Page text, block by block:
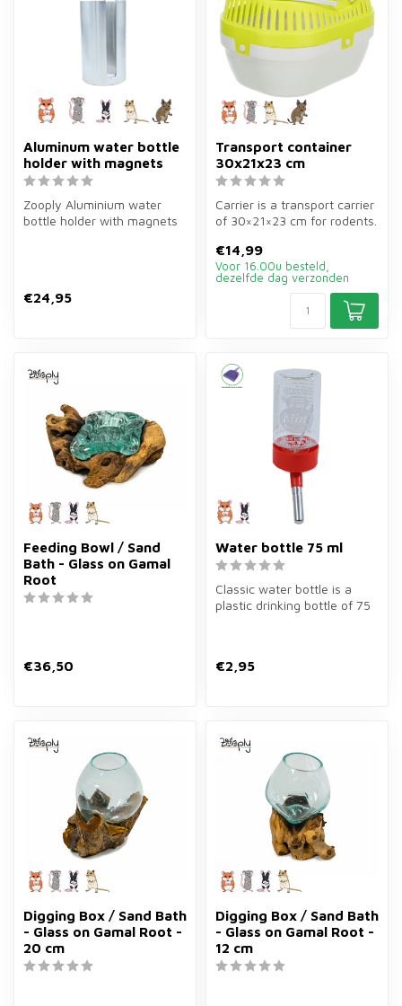
Aluminum water bottle
holder with magnets
Zooply Aluminium water
bottle holder with magnets
€24,95
Transport container
30x21x23 cm
Carrier is a transport carrier
of 30×21×23 cm for rodents.
€14,99
Voor 16.00u besteld,
dezelfde dag verzonden
Feeding Bowl / Sand
Bath - Glass on Gamal
Root
€36,50
Water bottle 75 ml
Classic water bottle is a
plastic drinking bottle of 75
€2,95
Digging Box / Sand Bath
- Glass on Gamal Root -
20 cm
Digging Box / Sand Bath
- Glass on Gamal Root -
12 cm